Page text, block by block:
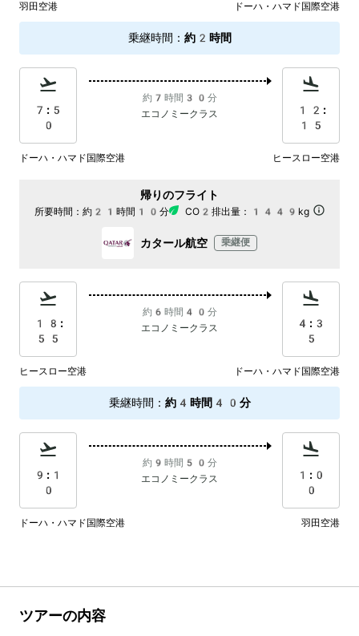
羽田空港 ドーハ・ハマド国際空港
乗継時間 ： 約2時間
7:5
0
約7時間30分
エコノミークラス
12:
15
ドーハ・ハマド国際空港 ヒースロー空港
帰りのフライト
所要時間： 約21時間10分 CO2排出量： 1449kg
カタール航空 乗継便
18:
55
約6時間40分
エコノミークラス
4:3
5
ヒースロー空港 ドーハ・ハマド国際空港
乗継時間 ： 約4時間40分
9:1
0
約9時間50分
エコノミークラス
1:0
0
ドーハ・ハマド国際空港 羽田空港
ツアーの内容